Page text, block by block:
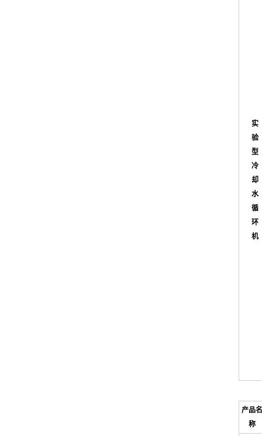
实
验
型
冷
却
水
循
环
机
产品名
称